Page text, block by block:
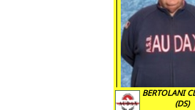
BERTOLANI
(DS)